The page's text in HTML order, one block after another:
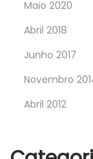
Maio 2020
Abril 2018
Junho 2017
Novembro
Abril 2012